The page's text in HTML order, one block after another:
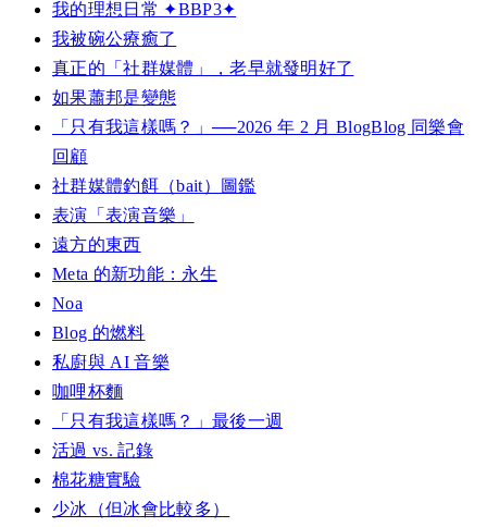
我的理想日常 ✦BBP3✦
我被碗公療癒了
真正的「社群媒體」，老早就發明好了
如果蕭邦是變態
「只有我這樣嗎？」──2026 年 2 月 BlogBlog 同樂會
回顧
社群媒體釣餌（bait）圖鑑
表演「表演音樂」
遠方的東西
Meta 的新功能：永生
Noa
Blog 的燃料
私廚與 AI 音樂
咖哩杯麵
「只有我這樣嗎？」最後一週
活過 vs. 記錄
棉花糖實驗
少冰（但冰會比較多）